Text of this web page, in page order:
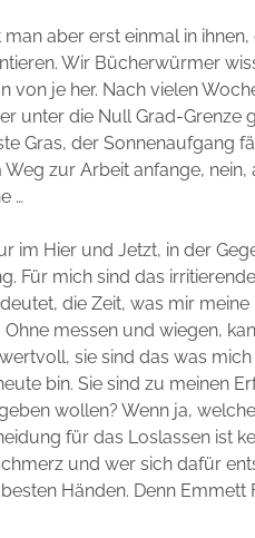
man aber erst einmal in
Wir Bücherwürmer
von je her. Nach vielen
unter die Null Grad-Grenze
Gras, der Sonnenaufgang
zur Arbeit anfange,
…
im Hier und Jetzt, in der
Für mich sind das
die Zeit, was mir
Ohne messen und wiegen,
sie sind das was
bin. Sie sind zu meinen
wollen? Wenn ja,
für das Loslassen ist
und wer sich dafür
Händen. Denn